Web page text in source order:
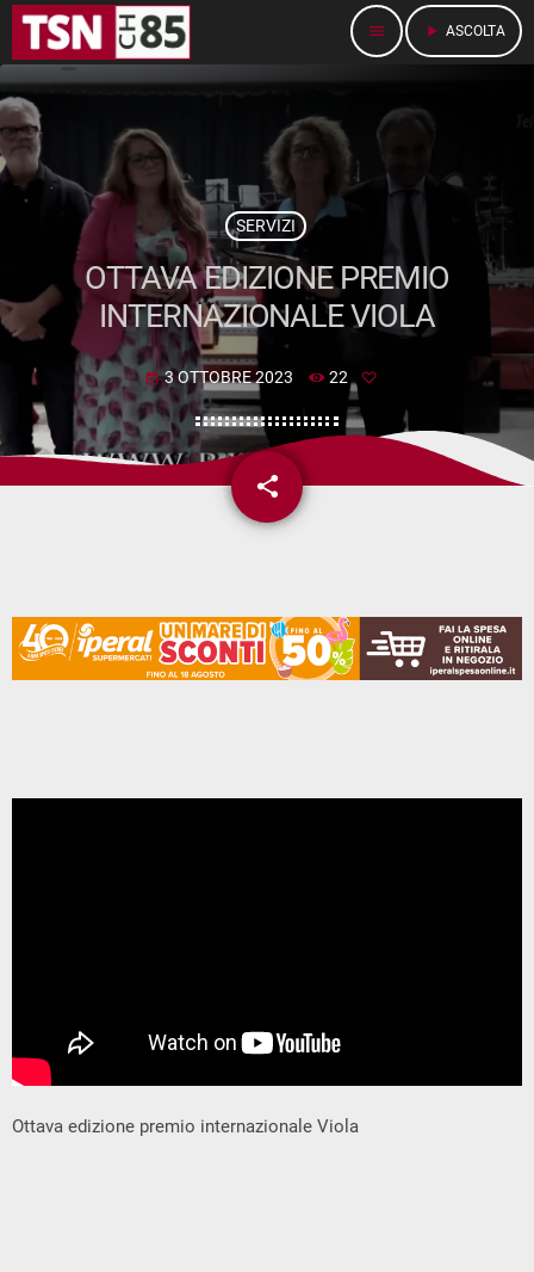
menu play_arrow ASCOLTA
SERVIZI
OTTAVA EDIZIONE PREMIO
INTERNAZIONALE VIOLA
today 3 OTTOBRE 2023 22
share
email
Ottava edizione premio internazionale Viola